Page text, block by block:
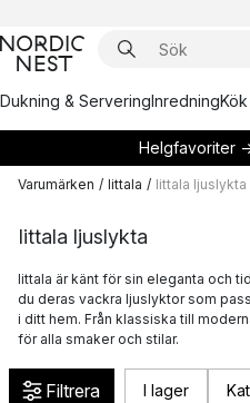
Dukning & ServeringInredning
Helgfavoriter
Varumärken / Iittala / Iittala ljuslykta
Iittala ljuslykta
Iittala är känt för sin eleganta och
du deras vackra ljuslyktor som
i ditt hem. Från klassiska till
för alla smaker och stilar.
Filtrera I lager